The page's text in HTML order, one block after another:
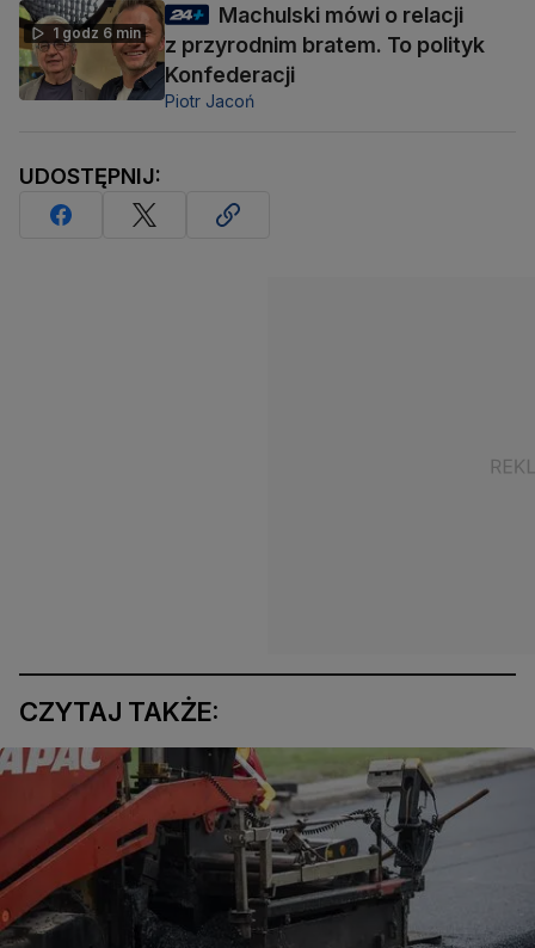
1 godz 6 min
Machulski mówi o relacji
z przyrodnim bratem. To polityk
Konfederacji
Piotr Jacoń
UDOSTĘPNIJ:
CZYTAJ TAKŻE: